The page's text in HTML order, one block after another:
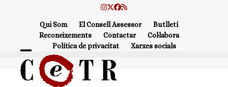
Instagram
Twitter
Facebook
RSS
Qui Som El Consell Assessor
Butlletí
Reconeixements
Contactar
Col·labora
Política de privacitat
Xarxes socials
Open
mobile
Close
mobile